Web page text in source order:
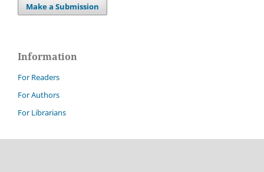
Make a Submission
Information
For Readers
For Authors
For Librarians